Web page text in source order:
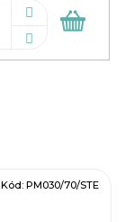
Kód: PM030/70/STE